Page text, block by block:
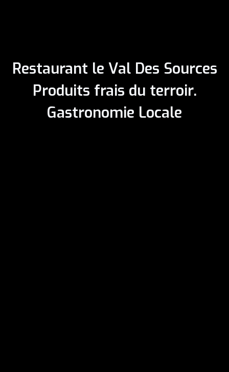
Restaurant le Val Des Sources
Produits frais du terroir.
Gastronomie Locale